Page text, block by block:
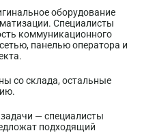
оборудование
Специалисты
коммуникационного
панелью оператора и
со склада, остальные
— специалисты
подходящий